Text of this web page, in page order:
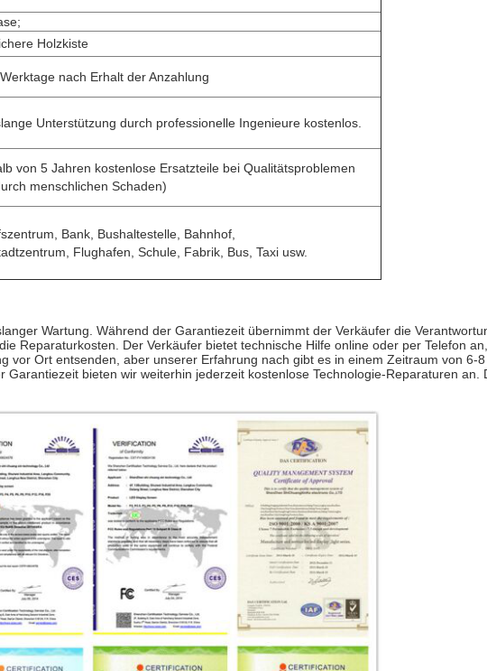
Holzkiste
nach Erhalt der Anzahlung
Unterstützung durch professionelle Ingenieure kostenlos.
von 5 Jahren kostenlose Ersatzteile bei Qualitätsproblemen
menschlichen Schaden)
Bank, Bushaltestelle, Bahnhof,
Flughafen, Schule, Fabrik, Bus, Taxi usw.
Wartung. Während der Garantiezeit übernimmt der Verkäufer die
Reparaturkosten. Der Verkäufer bietet technische Hilfe online oder per Telefon
vor Ort entsenden, aber unserer Erfahrung nach gibt es in einem Zeitraum von
Garantiezeit bieten wir weiterhin jederzeit kostenlose Technologie-Reparaturen